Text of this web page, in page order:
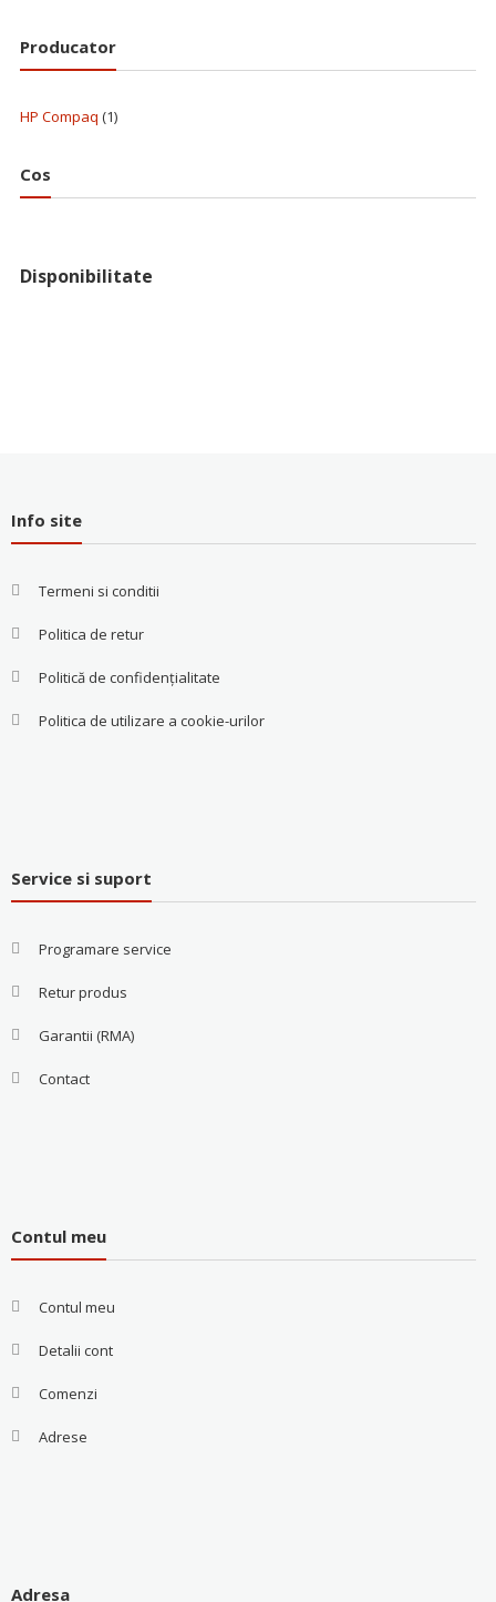
Producator
HP Compaq (1)
Cos
Disponibilitate
Info site
Termeni si conditii
Politica de retur
Politică de confidențialitate
Politica de utilizare a cookie-urilor
Service si suport
Programare service
Retur produs
Garantii (RMA)
Contact
Contul meu
Contul meu
Detalii cont
Comenzi
Adrese
Adresa